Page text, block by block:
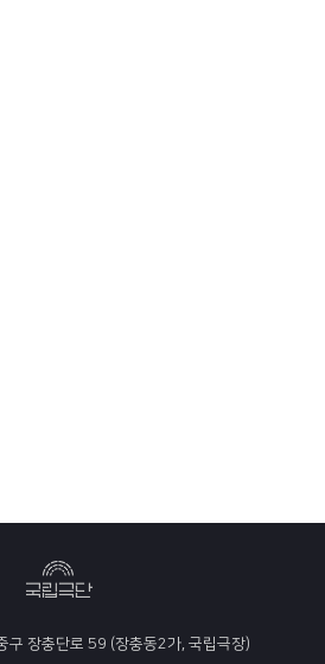
구 장충단로 59 (장충동2가, 국립극장)